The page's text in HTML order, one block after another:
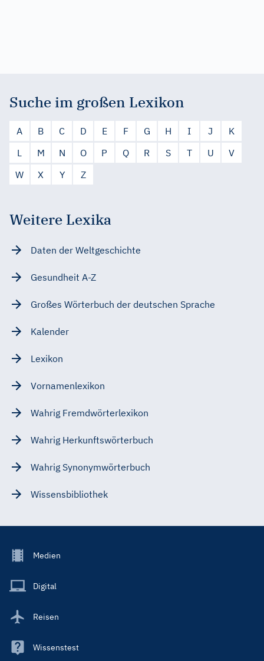
Suche im großen Lexikon
A B C D E F G H I J
K
L
M N O P Q R S T U
V
W
X Y Z
Weitere Lexika
Daten der Weltgeschichte
Gesundheit A-Z
Großes Wörterbuch der deutschen Sprache
Kalender
Lexikon
Vornamenlexikon
Wahrig Fremdwörterlexikon
Wahrig Herkunftswörterbuch
Wahrig Synonymwörterbuch
Wissensbibliothek
Footer
Main
Medien
Digital
Reisen
Wissenstest